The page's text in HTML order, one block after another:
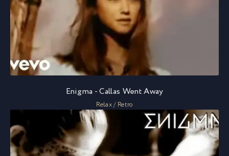
Enigma - Callas Went Away
Relax / Retro